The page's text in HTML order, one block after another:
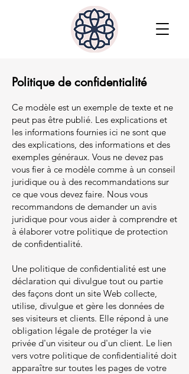
Politique de confidentialité
Ce modèle est un exemple de texte et ne
peut pas être publié. Les explications et
les informations fournies ici ne sont que
des explications, des informations et des
exemples généraux. Vous ne devez pas
vous fier à ce modèle comme à un conseil
juridique ou à des recommandations sur
ce que vous devez faire. Nous vous
recommandons de demander un avis
juridique pour vous aider à comprendre et
à élaborer votre politique de protection
de confidentialité.
Une politique de confidentialité est une
déclaration qui divulgue tout ou partie
des façons dont un site Web collecte,
utilise, divulgue et gère les données de
ses visiteurs et clients. Elle répond à une
obligation légale de protéger la vie
privée d'un visiteur ou d'un client. Le lien
vers votre politique de confidentialité doit
apparaître sur toutes les pages de votre